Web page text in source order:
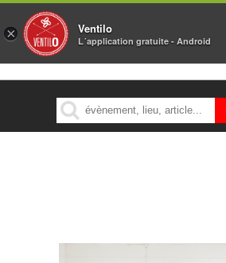
MENU
× Ventilo
L´application gratuite - Android